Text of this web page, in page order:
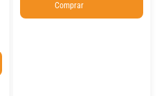
Comprar